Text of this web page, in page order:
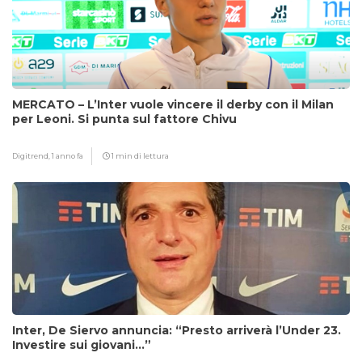
MERCATO – L’Inter vuole vincere il derby con il Milan
per Leoni. Si punta sul fattore Chivu
Digitrend,1 anno fa 1 min di lettura
Inter, De Siervo annuncia: “Presto arriverà l’Under 23.
Investire sui giovani…”